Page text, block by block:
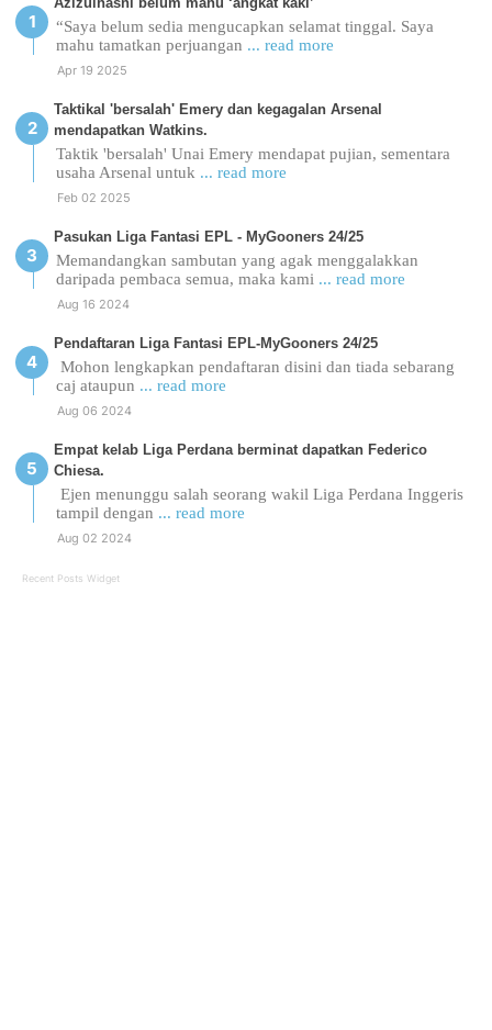
“Saya belum sedia mengucapkan selamat tinggal. Saya
mahu tamatkan perjuangan ... read more
Apr 19 2025
Taktikal 'bersalah' Emery dan kegagalan Arsenal
mendapatkan Watkins.
Taktik 'bersalah' Unai Emery mendapat pujian, sementara
usaha Arsenal untuk ... read more
Feb 02 2025
Pasukan Liga Fantasi EPL - MyGooners 24/25
Memandangkan sambutan yang agak menggalakkan
daripada pembaca semua, maka kami ... read more
Aug 16 2024
Pendaftaran Liga Fantasi EPL-MyGooners 24/25
Mohon lengkapkan pendaftaran disini dan tiada sebarang
caj ataupun ... read more
Aug 06 2024
Empat kelab Liga Perdana berminat dapatkan Federico
Chiesa.
Ejen menunggu salah seorang wakil Liga Perdana Inggeris
tampil dengan ... read more
Aug 02 2024
Recent Posts Widget